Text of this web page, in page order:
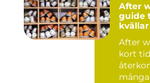
After
guide
kvällar
After
kort